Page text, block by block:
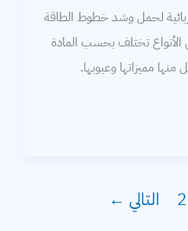
لحمل وشد خطوط الطاقة
الأنواع تختلف بحسب المادة
مميزاتها وعيوبها.
2 التالي ←